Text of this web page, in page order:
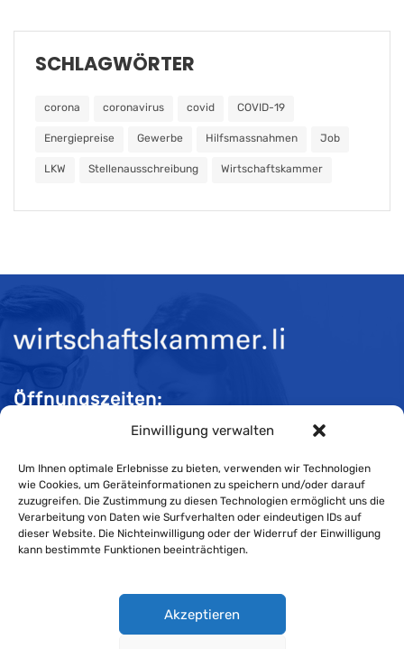
Einwilligung verwalten
Um Ihnen optimale Erlebnisse zu bieten, verwenden wir Technologien
wie Cookies, um Geräteinformationen zu speichern und/oder darauf
zuzugreifen. Die Zustimmung zu diesen Technologien ermöglicht uns die
Verarbeitung von Daten wie Surfverhalten oder eindeutigen IDs auf
dieser Website. Die Nichteinwilligung oder der Widerruf der Einwilligung
kann bestimmte Funktionen beeinträchtigen.
Akzeptieren
SCHLAGWÖRTER
corona coronavirus covid COVID-19
Energiepreise Gewerbe Hilfsmassnahmen Job
LKW Stellenausschreibung Wirtschaftskammer
Öffnungszeiten:
Mo-Do 08:00 bis 11:30 und 13:30 bis 16:30 Uhr
Fr 08:00 bis 11:30 und 13:30 bis 16:00 Uhr
Impressum
Cookie-Richtlinie